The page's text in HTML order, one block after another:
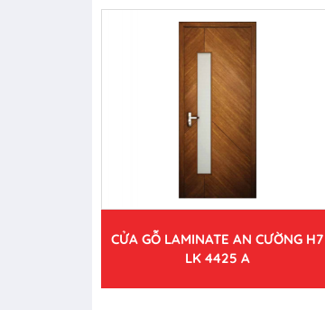
CỬA GỖ LAMINATE AN CƯỜNG H7
LK 4425 A